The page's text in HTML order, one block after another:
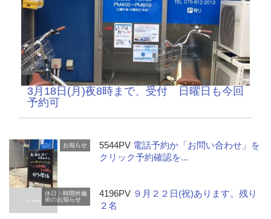
3月18日(月)夜8時まで、受付 日曜日も今回
予約可
お知らせ 5544PV 電話予約か「お問い合わせ」を
クリック予約確認を...
休日・時間外施
術のお知らせ
4196PV ９月２２日(祝)あります。残り
２名